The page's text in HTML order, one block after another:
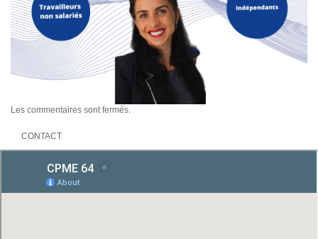
Les commentaires sont fermés.
CONTACT